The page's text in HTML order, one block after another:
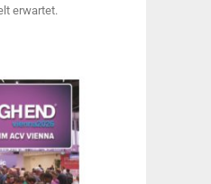
erwartet.